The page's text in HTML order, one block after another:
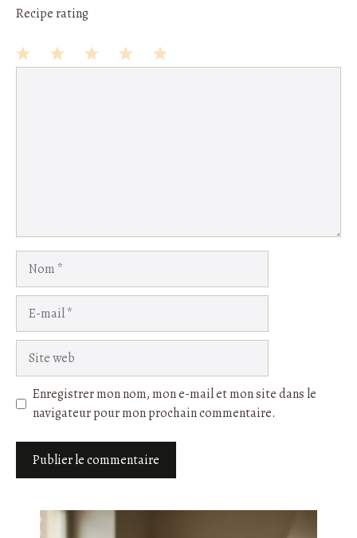
Recipe rating
mail
web
Enregistrer mon nom, mon e-mail et mon site dans le
navigateur pour mon prochain commentaire.